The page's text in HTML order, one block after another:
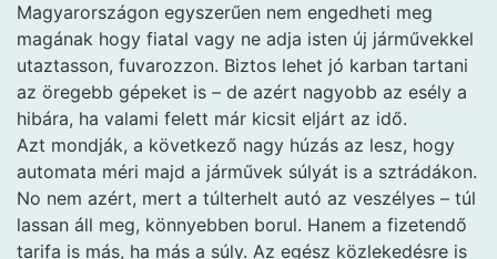
Magyarországon egyszerűen nem engedheti meg
magának hogy fiatal vagy ne adja isten új járművekkel
utaztasson, fuvarozzon. Biztos lehet jó karban tartani
az öregebb gépeket is – de azért nagyobb az esély a
hibára, ha valami felett már kicsit eljárt az idő.
Azt mondják, a következő nagy húzás az lesz, hogy
automata méri majd a járművek súlyát is a sztrádákon.
No nem azért, mert a túlterhelt autó az veszélyes – túl
lassan áll meg, könnyebben borul. Hanem a fizetendő
tarifa is más, ha más a súly. Az egész közlekedésre is